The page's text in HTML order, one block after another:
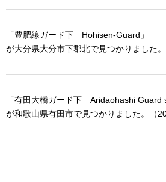
「豊肥線ガード下 Hohisen-Guard」
が大分県大分市下郡北で見つかりました
「有田大橋ガード下 Aridaohashi Guard
が和歌山県有田市で見つかりました。（